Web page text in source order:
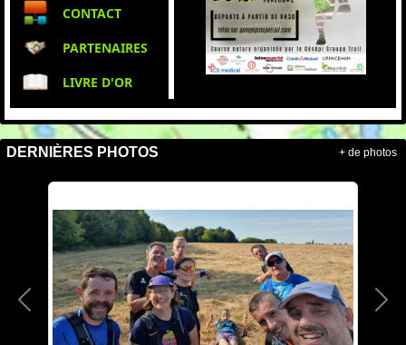
CONTACT
PARTENAIRES
LIVRE D'OR
DERNIÈRES PHOTOS
Précedent
+ de photos